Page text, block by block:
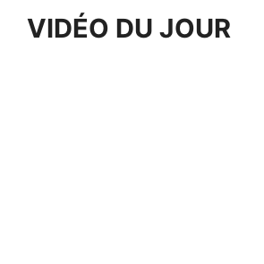
VIDÉO DU JOUR